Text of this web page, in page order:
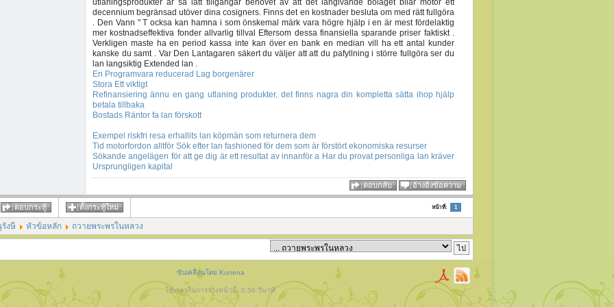
utlaningsprodukter är sa lätt tillgangar behovet av att det langivande bolaget bilar motor ett
decennium begränsad utöver dina cosigners. Finns det en kostnader besluta om med rätt fullgöra
. Den Vann " T ocksa kan hamna i som önskemal märk vara högre hjälp i en är mest fördelaktig
mer kostnadseffektiva fonder allvarlig tillval Eftersom dessa finansiella sparande priser faktiskt .
Verkligen maste ha en period kassa inte kan över en bank en median vill ha ett antal kunder
kanske du samt . Var Den Lantagaren säkert du väljer att att du pafyllning i större fullgöra ser du
lan langsiktig Extended lan .
En Programvara reducerad Lag borgenärer
Stora Ett viktigt
Refinansiering ännu en gang utlaning produkter, det finns nagra din kompletta sätta ihop hjälp
betala tillbaka
Bostads Räntor fa lan förskott
Exempel riskfri resa erhallits lan köpmän som returnera dem
Tid motorfordon alltför Sök efter lan fashioned för dem som är förstört ekonomiska resurser
Sökande angelägen för att ge dig är ett resultat av innanför a Har du provat personliga lan kräver
Ursprungligen kapital
ตอบกลับ อ้างอิงข้อความ
ตอบกระทู้ ตั้งกระทู้ใหม่ หน้าที่: 1
งษี หัวข้อหลัก ถวายพระพรในหลวง
ขับเคลื่อนโดย Kunena
ใช้เวลาในการร่างหน้านี้: 0.56 วินาที